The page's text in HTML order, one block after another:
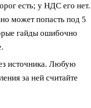
есть; у НДС его нет.
может попасть под 5
гайды ошибочно
источника. Любую
за ней считайте